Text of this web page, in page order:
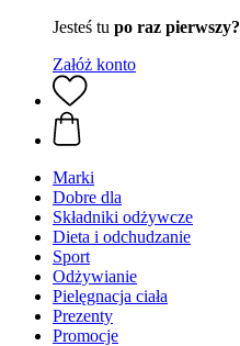
Jesteś tu po raz pierwszy?
Załóż konto
Marki
Dobre dla
Składniki odżywcze
Dieta i odchudzanie
Sport
Odżywianie
Pielęgnacja ciała
Prezenty
Promocje